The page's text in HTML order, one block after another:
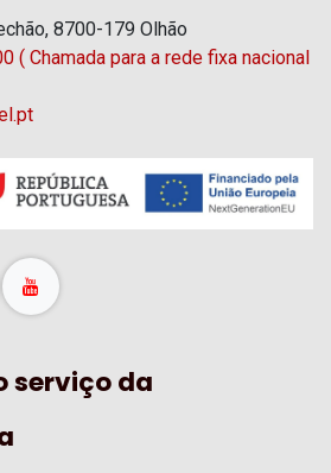
8700-179 Olhão
( Chamada para a rede fixa nacional
serviço da